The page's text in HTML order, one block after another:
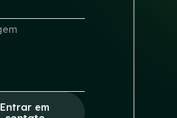
Entrar em